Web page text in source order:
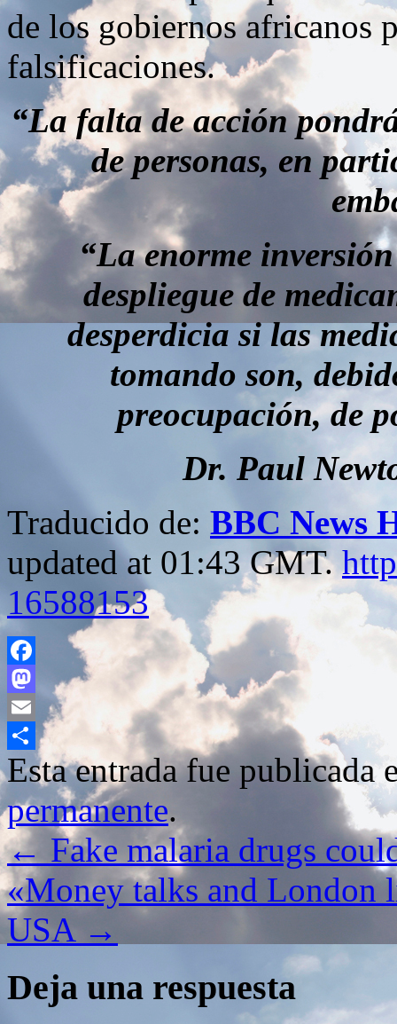
de los gobiernos africanos
falsificaciones.
“La falta de acción
de personas, en
“La enorme
despliegue de
desperdicia si las
tomando son,
preocupación, de
Dr. Paul
Traducido de: BBC News
updated at 01:43 GMT.
16588153
Facebook
Mastodon
Email
Compartir
Esta entrada fue publicada
permanente.
← Fake malaria drugs
«Money talks and London
USA →
Deja una respuesta